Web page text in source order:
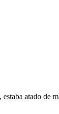
atado